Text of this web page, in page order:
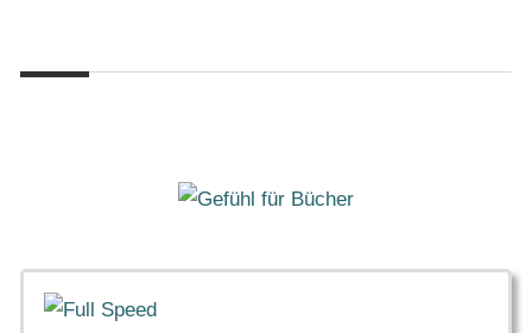
springen
Gefühl
für